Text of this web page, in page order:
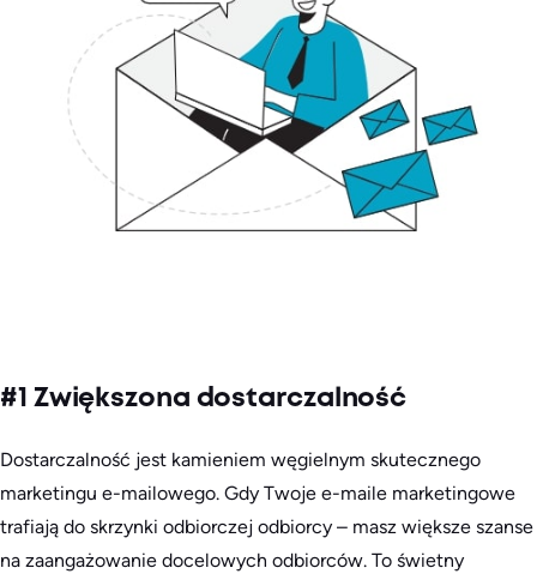
#1 Zwiększona dostarczalność
Dostarczalność jest kamieniem węgielnym skutecznego
marketingu e-mailowego. Gdy Twoje e-maile marketingowe
trafiają do skrzynki odbiorczej odbiorcy – masz większe szanse
na zaangażowanie docelowych odbiorców. To świetny